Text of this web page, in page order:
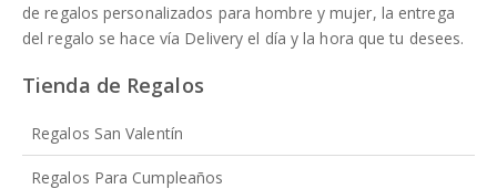
de regalos personalizados para hombre y mujer, la entrega
del regalo se hace vía Delivery el día y la hora que tu desees.
Tienda de Regalos
Regalos San Valentín
Regalos Para Cumpleaños